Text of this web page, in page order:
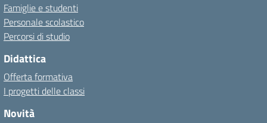
Famiglie e studenti
Personale scolastico
Percorsi di studio
Didattica
Offerta formativa
I progetti delle classi
Novità